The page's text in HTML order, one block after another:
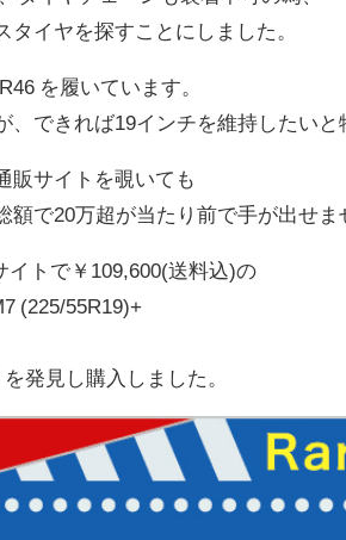
イヤを探すことにしました。
を履いています。
できれば19インチを維持したいと
販サイトを覗いても
額で20万超が当たり前で手が出せま
イトで￥109,600(送料込)の
(225/55R19)+
発見し購入しました。